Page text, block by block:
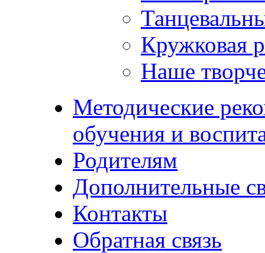
Кружковая
Наше
Методические
обучения и
Родителям
Дополнительные
Контакты
Обратная связь